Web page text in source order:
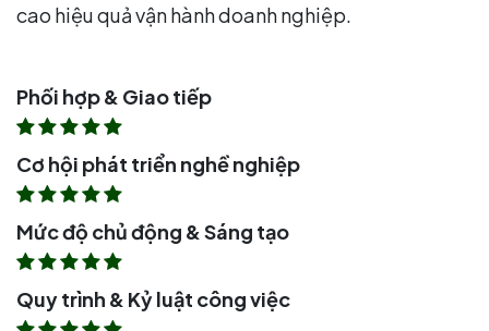
cao hiệu quả vận hành doanh nghiệp.
Phối hợp & Giao tiếp
Cơ hội phát triển nghề nghiệp
Mức độ chủ động & Sáng tạo
Quy trình & Kỷ luật công việc